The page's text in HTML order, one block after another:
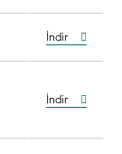
İndir
İndir